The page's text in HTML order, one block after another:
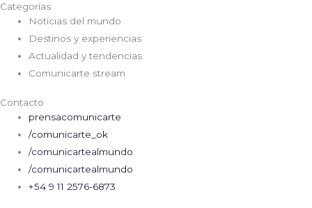
Categorías
Noticias del mundo
Destinos y experiencias
Actualidad y tendencias
Comunicarte stream
Contacto
prensacomunicarte
/comunicarte_ok
/comunicartealmundo
/comunicartealmundo
+54 9 11 2576-6873